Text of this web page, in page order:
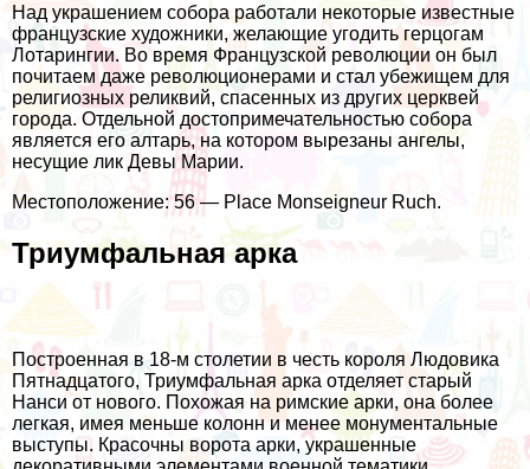
Над украшением собора работали некоторые известные
французские художники, желающие угодить герцогам
Лотарингии. Во время Французской революции он был
почитаем даже революционерами и стал убежищем для
религиозных реликвий, спасенных из других церквей
города. Отдельной достопримечательностью собора
является его алтарь, на котором вырезаны ангелы,
несущие лик Девы Марии.
Местоположение: 56 — Place Monseigneur Ruch.
Триумфальная арка
Построенная в 18-м столетии в честь короля Людовика
Пятнадцатого, Триумфальная арка отделяет старый
Нанси от нового. Похожая на римские арки, она более
легкая, имея меньше колонн и менее монументальные
выступы. Красочны ворота арки, украшенные